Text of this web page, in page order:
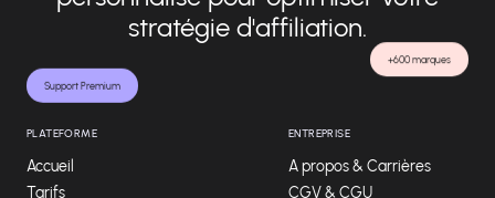
Support Premium
+600 marques
stratégie d'affiliation.
PLATEFORME
Accueil
Tarifs
ENTREPRISE
A propos & Carrières
CGV & CGU